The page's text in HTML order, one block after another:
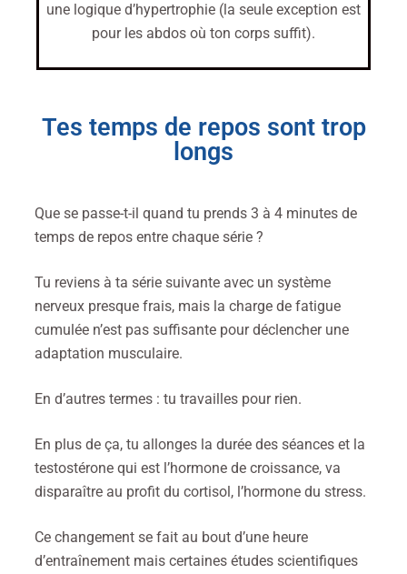
une logique d’hypertrophie (la seule exception est
pour les abdos où ton corps suffit).
Tes temps de repos sont trop
longs
Que se passe-t-il quand tu prends 3 à 4 minutes de
temps de repos entre chaque série ?
Tu reviens à ta série suivante avec un système
nerveux presque frais, mais la charge de fatigue
cumulée n’est pas suffisante pour déclencher une
adaptation musculaire.
En d’autres termes : tu travailles pour rien.
En plus de ça, tu allonges la durée des séances et la
testostérone qui est l’hormone de croissance, va
disparaître au profit du cortisol, l’hormone du stress.
Ce changement se fait au bout d’une heure
d’entraînement mais certaines études scientifiques